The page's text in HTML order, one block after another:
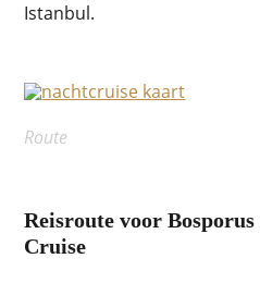
Istanbul.
Route
Reisroute voor
Cruise